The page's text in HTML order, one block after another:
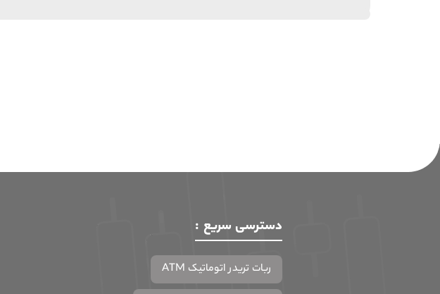
دسترسی سریع :
ربات تریدر اتوماتیک ATM